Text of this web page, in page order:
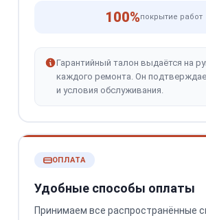
100%покрытие работ
Гарантийный талон выдаётся на
каждого ремонта. Он
и условия обслуживания.
ОПЛАТА
Удобные способы оплаты
Принимаем все распространённые